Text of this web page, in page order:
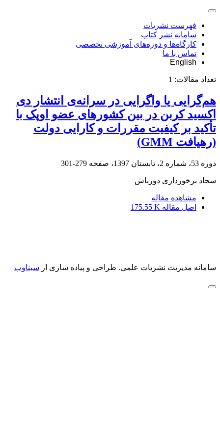
فهرست نشریات
سامانه نشر کتاب
کارگاه‌ها و دوره‌های آموزشی تخصصی
تماس با ما
English
تعداد مقالات: 1
هم‌گرایی یا واگرایی در سرانه‌ی انتشار دی
اکسید کربن در بین کشورهای عضو اوپک با
تأکید بر کیفیت مقررات و کارایی دولت
(رهیافت GMM)
دوره 53، شماره 2، تابستان 1397، صفحه 279-301
سجاد برخورداری دورباش
مشاهده مقاله
اصل مقاله 175.55 K
سامانه مدیریت نشریات علمی. طراحی و پیاده سازی از سیناوب